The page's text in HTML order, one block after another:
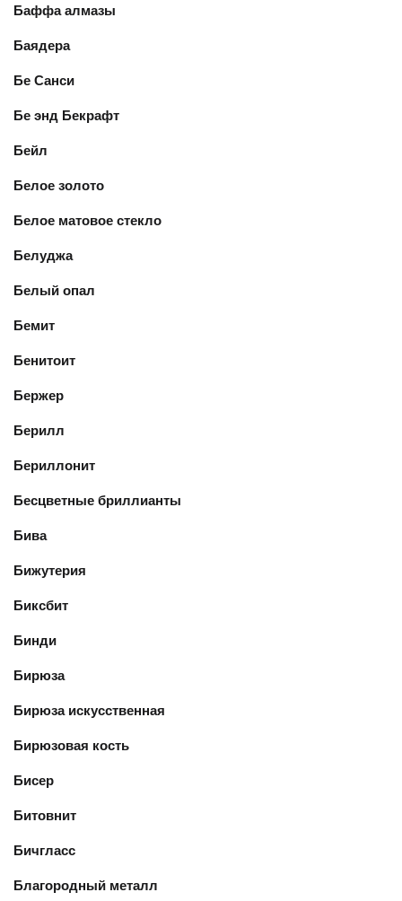
Баффа алмазы
Баядера
Бе Санси
Бе энд Бекрафт
Бейл
Белое золото
Белое матовое стекло
Белуджа
Белый опал
Бемит
Бенитоит
Бержер
Берилл
Бериллонит
Бесцветные бриллианты
Бива
Бижутерия
Биксбит
Бинди
Бирюза
Бирюза искусственная
Бирюзовая кость
Бисер
Битовнит
Бичгласс
Благородный металл